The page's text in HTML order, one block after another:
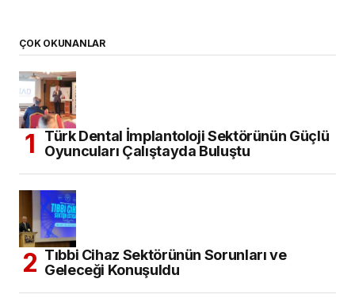
ÇOK OKUNANLAR
Türk Dental İmplantoloji Sektörünün Güçlü
Oyuncuları Çalıştayda Buluştu
Tıbbi Cihaz Sektörünün Sorunları ve
Geleceği Konuşuldu